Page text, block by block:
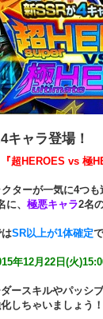
キャラ登場！
『超HEROES vs 極
ターが一気に4つも
に、 極悪キャラ2名
SR以上が1体確定
年12月22日(火
ースキルやパッシ
しちゃいましょう！